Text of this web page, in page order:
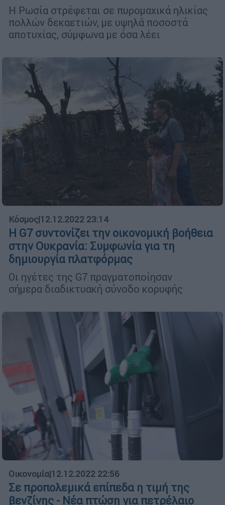
Η Ρωσία στρέφεται σε πυρομαχικά ηλικίας
πολλών δεκαετιών, με υψηλά ποσοστά
αποτυχίας, σύμφωνα με όσα λέει
Κόσμος|12.12.2022 23:14
Η G7 συντονίζει την οικονομική βοήθεια
στην Ουκρανία: Συμφωνία για τη
δημιουργία πλατφόρμας
Οι ηγέτες της G7 πραγματοποίησαν
σήμερα διαδικτυακή σύνοδο κορυφής
Οικονομία|12.12.2022 22:56
Σε προπολεμικά επίπεδα η τιμή της
βενζίνης - Νέα πτώση για πετρέλαιο